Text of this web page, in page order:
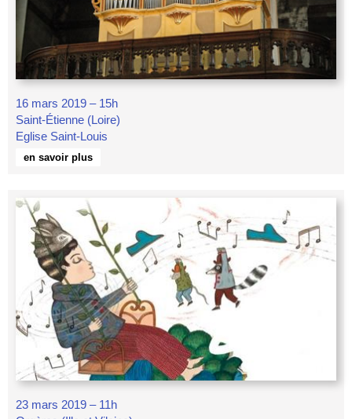
16 mars 2019 – 15h
Saint-Étienne (Loire)
Eglise Saint-Louis
en savoir plus
23 mars 2019 – 11h